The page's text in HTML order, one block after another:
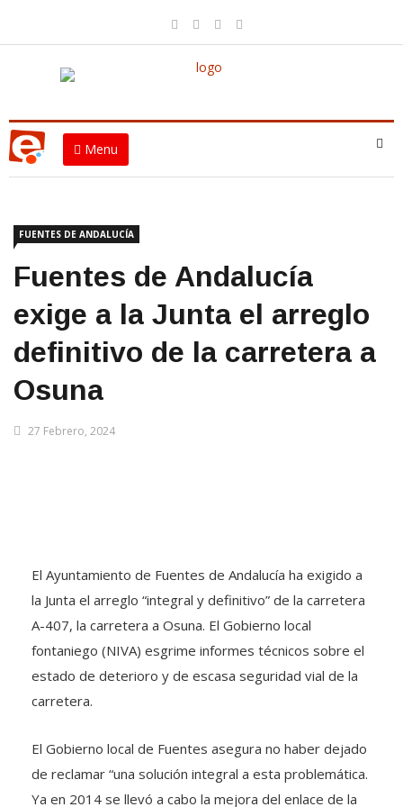
Menu
FUENTES DE ANDALUCÍA
Fuentes de Andalucía
exige a la Junta el arreglo
definitivo de la carretera a
Osuna
27 Febrero, 2024
El Ayuntamiento de Fuentes de Andalucía ha exigido a
la Junta el arreglo “integral y definitivo” de la carretera
A-407, la carretera a Osuna. El Gobierno local
fontaniego (NIVA) esgrime informes técnicos sobre el
estado de deterioro y de escasa seguridad vial de la
carretera.
El Gobierno local de Fuentes asegura no haber dejado
de reclamar “una solución integral a esta problemática.
Ya en 2014 se llevó a cabo la mejora del enlace de la